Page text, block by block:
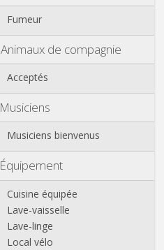
Fumeur
Animaux de compagnie
Acceptés
Musiciens
Musiciens bienvenus
Équipement
Cuisine équipée
Lave-vaisselle
Lave-linge
Local vélo